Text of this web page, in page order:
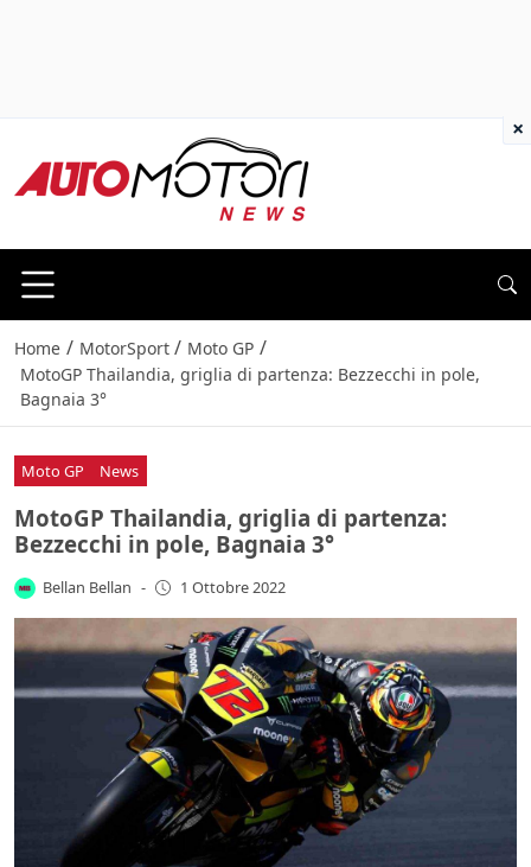
Home / MotorSport / Moto GP /
MotoGP Thailandia, griglia di partenza: Bezzecchi in pole,
Bagnaia 3°
Moto GP News
MotoGP Thailandia, griglia di partenza:
Bezzecchi in pole, Bagnaia 3°
Bellan Bellan - 1 Ottobre 2022
×